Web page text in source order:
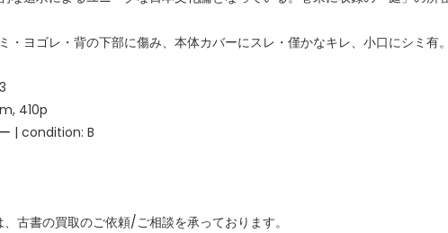
・ヨゴレ・背の下部に傷み、本体カバーにスレ・僅かなキレ、小口にシミ有。
410p
| condition: B
、古書の買取のご依頼/ご相談を承っております。